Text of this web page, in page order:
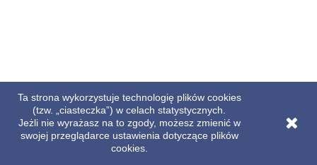
Ta strona wykorzystuje technologię plików cookies
(tzw. „ciasteczka”) w celach statystycznych.
Jeżli nie wyrażasz na to zgody, możesz zmienić w
swojej przeglądarce ustawienia dotyczące plików
cookies.